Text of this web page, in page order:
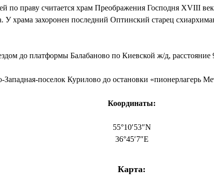
по праву считается храм Преображения Господня XVIII
У храма захоронен последний Оптинский старец
до платформы Балабаново по Киевской ж/д,
поселок Курилово до остановки «пионерлагерь
Координаты:
55°10′53″N
36°45′7″E
Карта: